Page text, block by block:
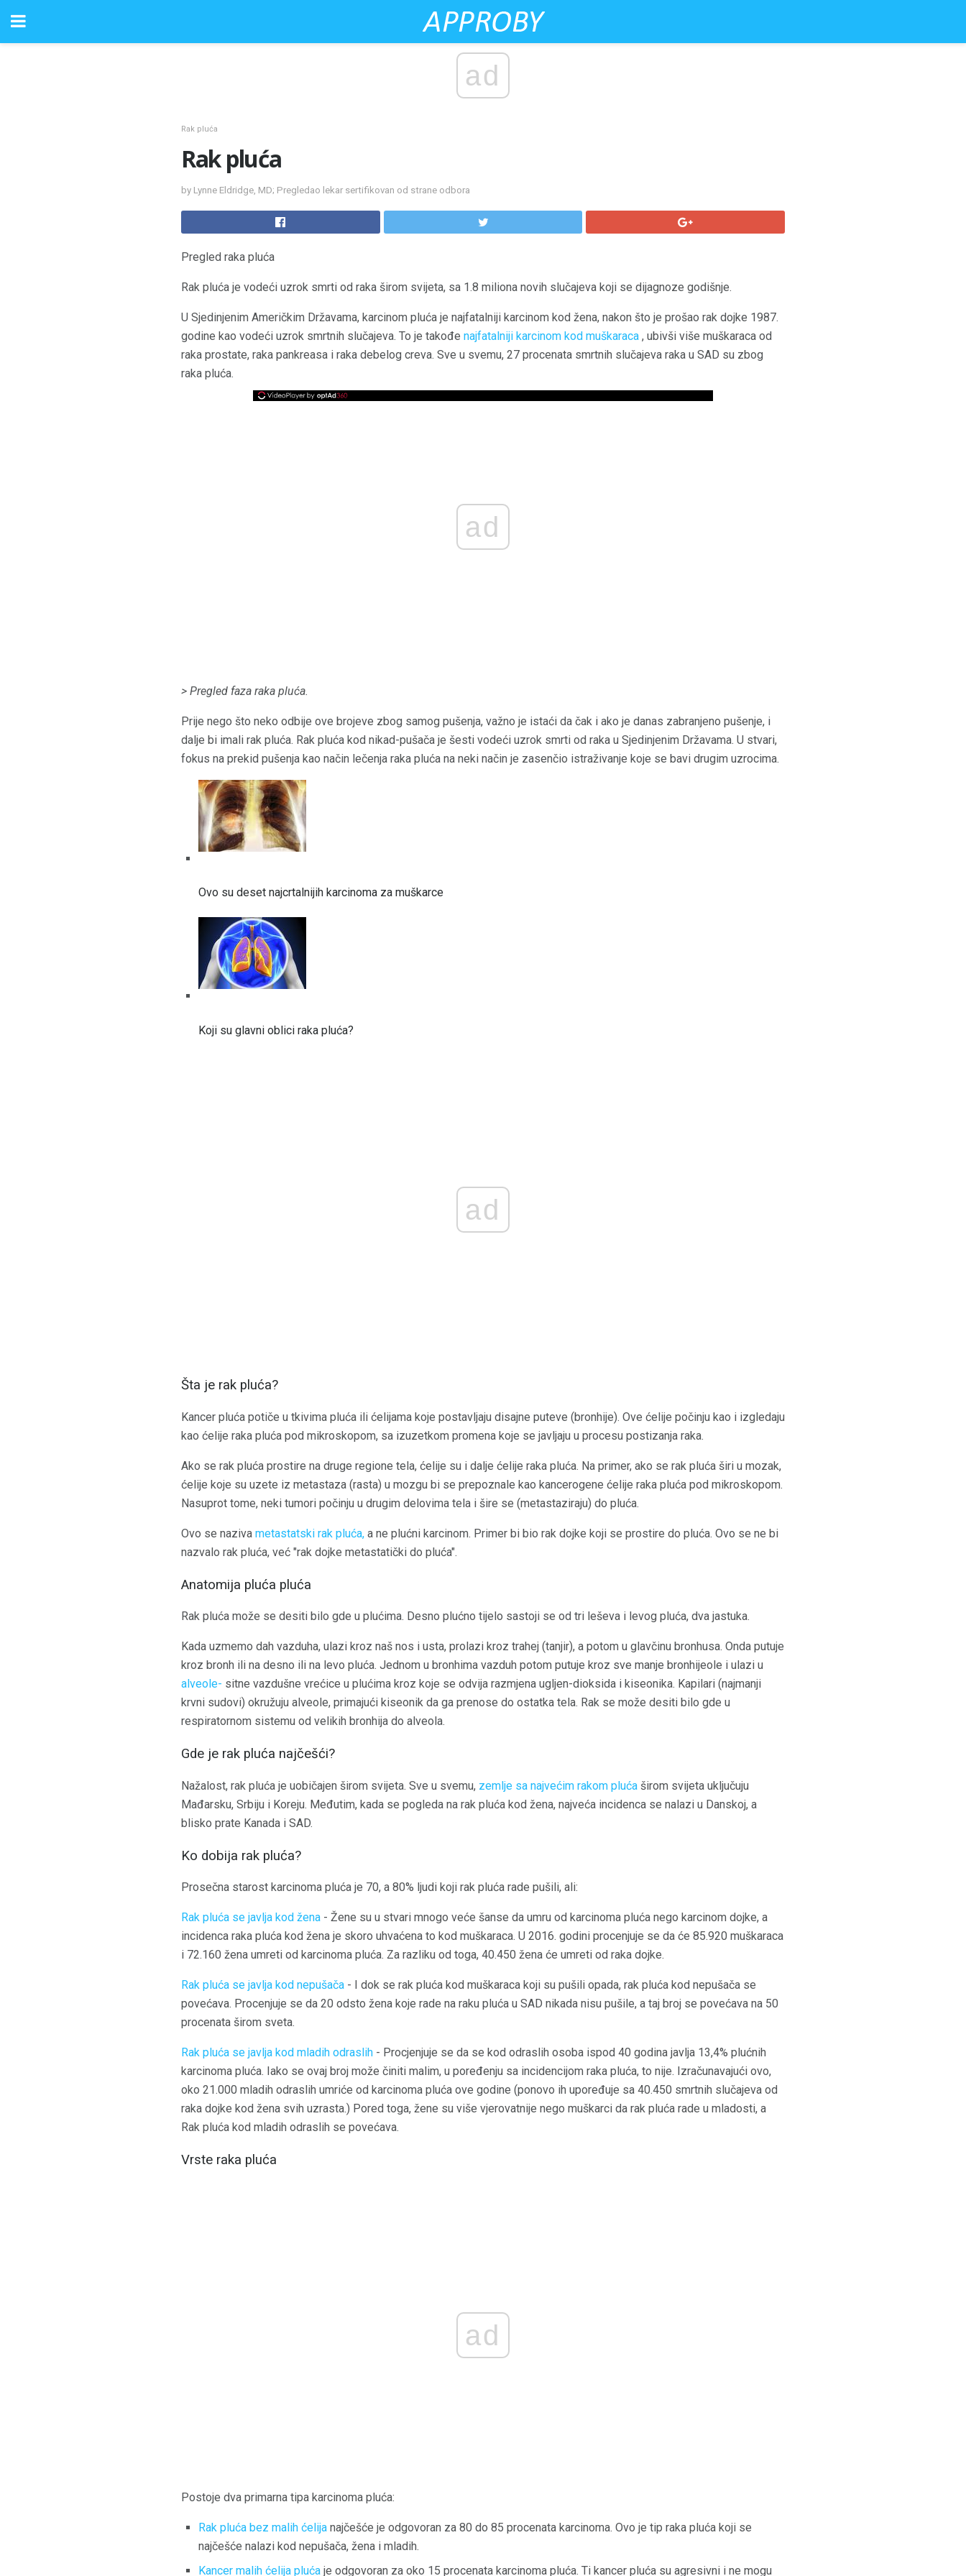
ad
Rak pluća
Rak pluća
by Lynne Eldridge, MD; Pregledao lekar sertifikovan od strane odbora
Pregled raka pluća
Rak pluća je vodeći uzrok smrti od raka širom svijeta, sa 1.8 miliona novih slučajeva koji se dijagnoze godišnje.
U Sjedinjenim Američkim Državama, karcinom pluća je najfatalniji karcinom kod žena, nakon što je prošao rak dojke 1987.
godine kao vodeći uzrok smrtnih slučajeva. To je takođe najfatalniji karcinom kod muškaraca , ubivši više muškaraca od
raka prostate, raka pankreasa i raka debelog creva. Sve u svemu, 27 procenata smrtnih slučajeva raka u SAD su zbog
raka pluća.
ad
> Pregled faza raka pluća.
Prije nego što neko odbije ove brojeve zbog samog pušenja, važno je istaći da čak i ako je danas zabranjeno pušenje, i
dalje bi imali rak pluća. Rak pluća kod nikad-pušača je šesti vodeći uzrok smrti od raka u Sjedinjenim Državama. U stvari,
fokus na prekid pušenja kao način lečenja raka pluća na neki način je zasenčio istraživanje koje se bavi drugim uzrocima.
Ovo su deset najcrtalnijih karcinoma za muškarce
Koji su glavni oblici raka pluća?
ad
Šta je rak pluća?
Kancer pluća potiče u tkivima pluća ili ćelijama koje postavljaju disajne puteve (bronhije). Ove ćelije počinju kao i izgledaju
kao ćelije raka pluća pod mikroskopom, sa izuzetkom promena koje se javljaju u procesu postizanja raka.
Ako se rak pluća prostire na druge regione tela, ćelije su i dalje ćelije raka pluća. Na primer, ako se rak pluća širi u mozak,
ćelije koje su uzete iz metastaza (rasta) u mozgu bi se prepoznale kao kancerogene ćelije raka pluća pod mikroskopom.
Nasuprot tome, neki tumori počinju u drugim delovima tela i šire se (metastaziraju) do pluća.
Ovo se naziva metastatski rak pluća, a ne plućni karcinom. Primer bi bio rak dojke koji se prostire do pluća. Ovo se ne bi
nazvalo rak pluća, već "rak dojke metastatički do pluća".
Anatomija pluća pluća
Rak pluća može se desiti bilo gde u plućima. Desno plućno tijelo sastoji se od tri leševa i levog pluća, dva jastuka.
Kada uzmemo dah vazduha, ulazi kroz naš nos i usta, prolazi kroz trahej (tanjir), a potom u glavčinu bronhusa. Onda putuje
kroz bronh ili na desno ili na levo pluća. Jednom u bronhima vazduh potom putuje kroz sve manje bronhijeole i ulazi u
alveole- sitne vazdušne vrećice u plućima kroz koje se odvija razmjena ugljen-dioksida i kiseonika. Kapilari (najmanji
krvni sudovi) okružuju alveole, primajući kiseonik da ga prenose do ostatka tela. Rak se može desiti bilo gde u
respiratornom sistemu od velikih bronhija do alveola.
Gde je rak pluća najčešći?
Nažalost, rak pluća je uobičajen širom svijeta. Sve u svemu, zemlje sa najvećim rakom pluća širom svijeta uključuju
Mađarsku, Srbiju i Koreju. Međutim, kada se pogleda na rak pluća kod žena, najveća incidenca se nalazi u Danskoj, a
blisko prate Kanada i SAD.
Ko dobija rak pluća?
Prosečna starost karcinoma pluća je 70, a 80% ljudi koji rak pluća rade pušili, ali:
Rak pluća se javlja kod žena - Žene su u stvari mnogo veće šanse da umru od karcinoma pluća nego karcinom dojke, a
incidenca raka pluća kod žena je skoro uhvaćena to kod muškaraca. U 2016. godini procenjuje se da će 85.920 muškaraca
i 72.160 žena umreti od karcinoma pluća. Za razliku od toga, 40.450 žena će umreti od raka dojke.
Rak pluća se javlja kod nepušača - I dok se rak pluća kod muškaraca koji su pušili opada, rak pluća kod nepušača se
povećava. Procenjuje se da 20 odsto žena koje rade na raku pluća u SAD nikada nisu pušile, a taj broj se povećava na 50
procenata širom sveta.
Rak pluća se javlja kod mladih odraslih - Procjenjuje se da se kod odraslih osoba ispod 40 godina javlja 13,4% plućnih
karcinoma pluća. Iako se ovaj broj može činiti malim, u poređenju sa incidencijom raka pluća, to nije. Izračunavajući ovo,
oko 21.000 mladih odraslih umriće od karcinoma pluća ove godine (ponovo ih upoređuje sa 40.450 smrtnih slučajeva od
raka dojke kod žena svih uzrasta.) Pored toga, žene su više vjerovatnije nego muškarci da rak pluća rade u mladosti, a
Rak pluća kod mladih odraslih se povećava.
Vrste raka pluća
ad
Postoje dva primarna tipa karcinoma pluća:
Rak pluća bez malih ćelija najčešće je odgovoran za 80 do 85 procenata karcinoma. Ovo je tip raka pluća koji se
najčešće nalazi kod nepušača, žena i mladih.
Kancer malih ćelija pluća je odgovoran za oko 15 procenata karcinoma pluća. Ti kancer pluća su agresivni i ne mogu